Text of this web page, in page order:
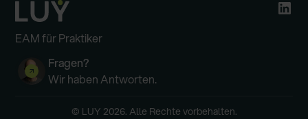
EAM für Praktiker
Fragen?
Wir haben Antworten.
© LUY 2026. Alle Rechte vorbehalten.